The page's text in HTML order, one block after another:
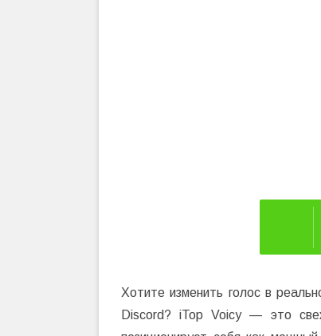
Хотите изменить голос в
Discord? iTop Voicy — это